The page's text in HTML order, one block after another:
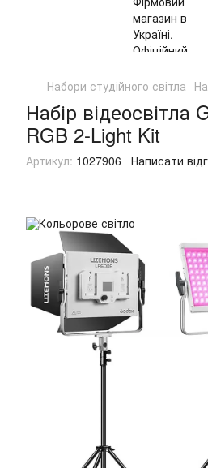
Набори студійного світла
Набір відеосвітла
RGB 2-Light Kit
Артикул: 1027906 Написати